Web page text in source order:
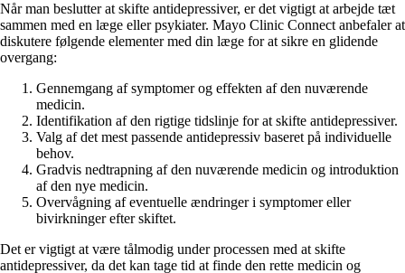
Når man beslutter at skifte antidepressiver, er det vigtigt at arbejde tæt
sammen med en læge eller psykiater. Mayo Clinic Connect anbefaler at
diskutere følgende elementer med din læge for at sikre en glidende
overgang:
Gennemgang af symptomer og effekten af den nuværende
medicin.
Identifikation af den rigtige tidslinje for at skifte antidepressiver.
Valg af det mest passende antidepressiv baseret på individuelle
behov.
Gradvis nedtrapning af den nuværende medicin og introduktion
af den nye medicin.
Overvågning af eventuelle ændringer i symptomer eller
bivirkninger efter skiftet.
Det er vigtigt at være tålmodig under processen med at skifte
antidepressiver, da det kan tage tid at finde den rette medicin og